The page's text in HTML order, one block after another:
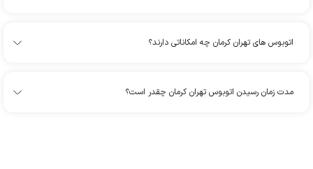
اتوبوس های تهران کرمان چه امکاناتی دارند؟
مدت زمان رسیدن اتوبوس تهران کرمان چقدر است؟